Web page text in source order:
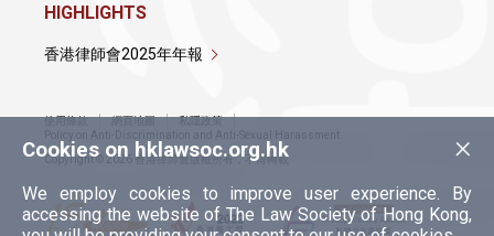
×
Cookies on hklawsoc.org.hk
We employ cookies to improve user experience. By
accessing the website of The Law Society of Hong Kong,
HIGHLIGHTS
香港律師會2025年年報
使用條款 網頁地圖
私隱政策
Policy on Anti-Discrimination and Anti-Sexual Harassment
Copyright © 2026 香港律師會版權所有，不得轉載